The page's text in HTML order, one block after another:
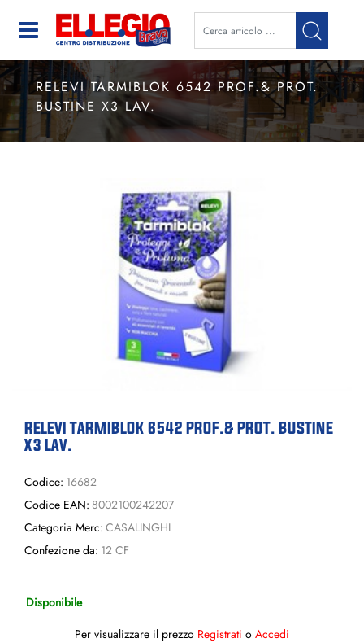
Open
RELEVI TARMIBLOK 6542 PROF.& PROT.
BUSTINE X3 LAV.
RELEVI TARMIBLOK 6542 PROF.& PROT. BUSTINE
X3 LAV.
Codice: 16682
Codice EAN: 8002100242207
Categoria Merc: CASALINGHI
Confezione da: 12 CF
Disponibile
Per visualizzare il prezzo Registrati o Accedi